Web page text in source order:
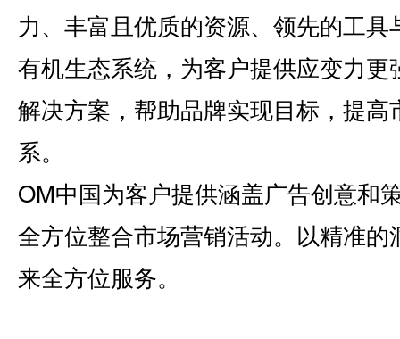
力、丰富且优质的资源、领先的工
有机生态系统，为客户提供应变力
解决方案，帮助品牌实现目标，提
系。
OM中国为客户提供涵盖广告创意和
全方位整合市场营销活动。以精准
来全方位服务。